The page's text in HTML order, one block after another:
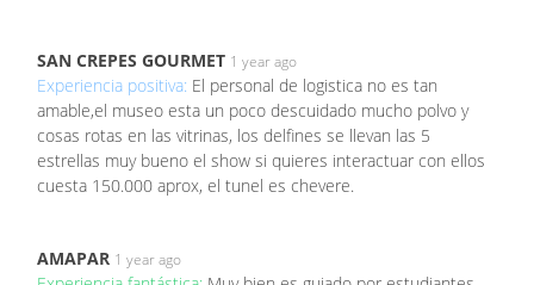
SAN CREPES GOURMET 1 year ago
Experiencia positiva: El personal de logistica no es tan
amable,el museo esta un poco descuidado mucho polvo y
cosas rotas en las vitrinas, los delfines se llevan las 5
estrellas muy bueno el show si quieres interactuar con ellos
cuesta 150.000 aprox, el tunel es chevere.
AMAPAR 1 year ago